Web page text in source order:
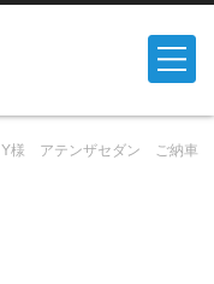
Y様 アテンザセダン ご納車